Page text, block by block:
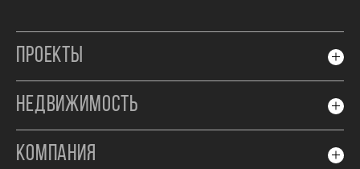
ПРОЕКТЫ
НЕДВИЖИМОСТЬ
КОМПАНИЯ